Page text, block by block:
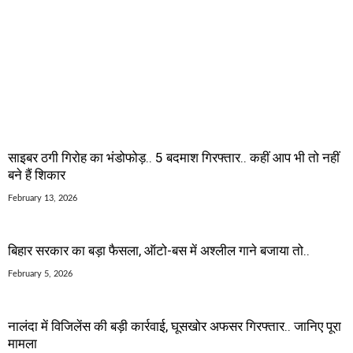
साइबर ठगी गिरोह का भंडोफोड़.. 5 बदमाश गिरफ्तार.. कहीं आप भी तो नहीं
बने हैं शिकार
February 13, 2026
बिहार सरकार का बड़ा फैसला, ऑटो-बस में अश्लील गाने बजाया तो..
February 5, 2026
नालंदा में विजिलेंस की बड़ी कार्रवाई, घूसखोर अफसर गिरफ्तार.. जानिए पूरा
मामला